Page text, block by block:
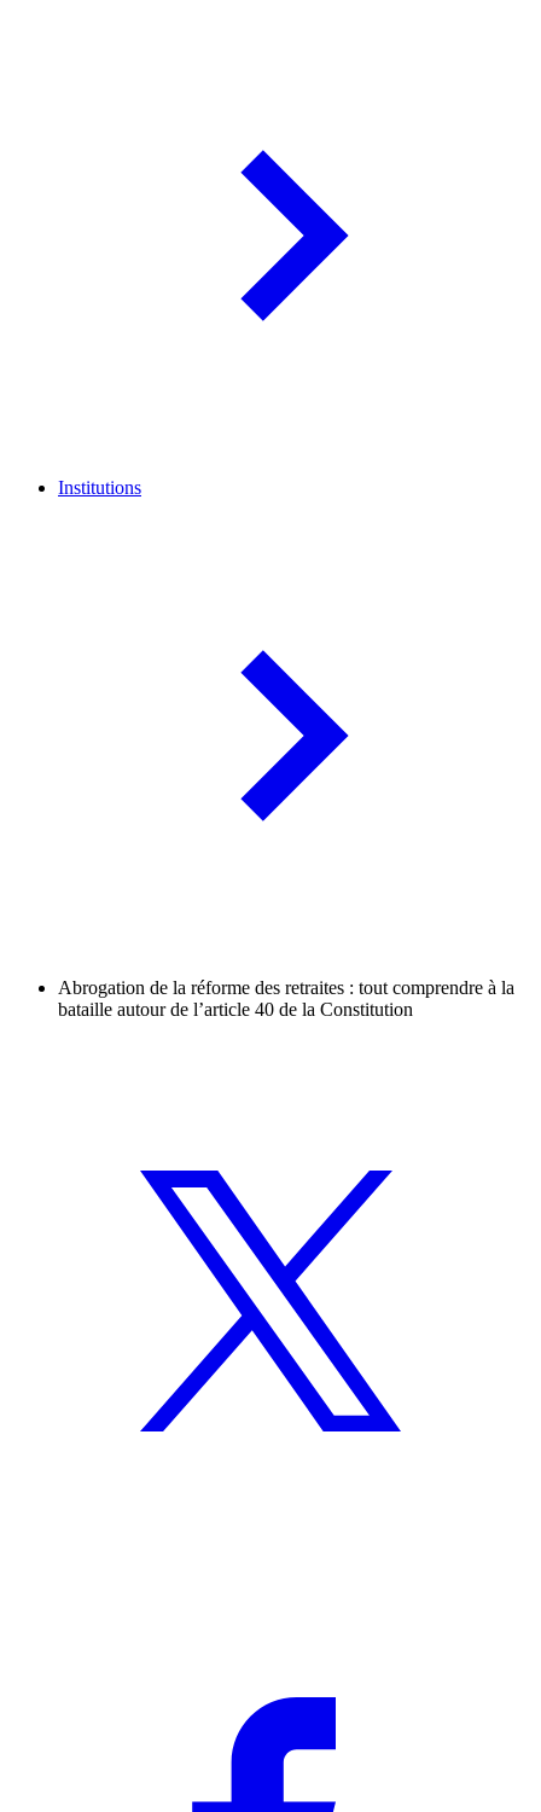
Institutions
Abrogation de la réforme des retraites : tout comprendre à la
bataille autour de l’article 40 de la Constitution